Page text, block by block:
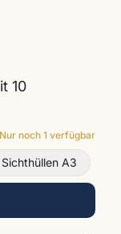
10
Nur noch 1 verfügbar
Sichthüllen A3